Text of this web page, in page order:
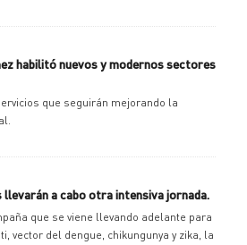
habilitó nuevos y modernos sectores
que seguirán mejorando la
llevarán a cabo otra intensiva jornada.
que se viene llevando adelante para
vector del dengue, chikungunya y zika, la